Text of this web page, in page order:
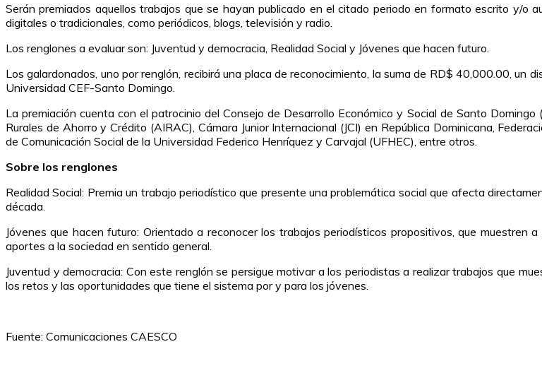
Serán premiados aquellos trabajos que se hayan publicado en el citado periodo en formato escrito y/o
digitales o tradicionales, como periódicos, blogs, televisión y radio.
Los renglones a evaluar son: Juventud y democracia, Realidad Social y Jóvenes que hacen futuro.
Los galardonados, uno por renglón, recibirá una placa de reconocimiento, la suma de RD$ 40,000.00,
Universidad CEF-Santo Domingo.
La premiación cuenta con el patrocinio del Consejo de Desarrollo Económico y Social de Santo
Rurales de Ahorro y Crédito (AIRAC), Cámara Junior Internacional (JCI) en República Dominicana,
de Comunicación Social de la Universidad Federico Henríquez y Carvajal (UFHEC), entre otros.
Sobre los renglones
Realidad Social: Premia un trabajo periodístico que presente una problemática social que afecta
década.
Jóvenes que hacen futuro: Orientado a reconocer los trabajos periodísticos propositivos, que muestren
aportes a la sociedad en sentido general.
Juventud y democracia: Con este renglón se persigue motivar a los periodistas a realizar trabajos que
los retos y las oportunidades que tiene el sistema por y para los jóvenes.
Fuente: Comunicaciones CAESCO